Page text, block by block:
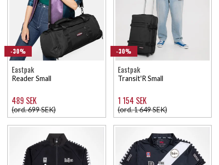
-30%
Eastpak
Reader Small
489 SEK
(ord. 699 SEK)
-30%
Eastpak
Transit'R Small
1 154 SEK
(ord. 1 649 SEK)